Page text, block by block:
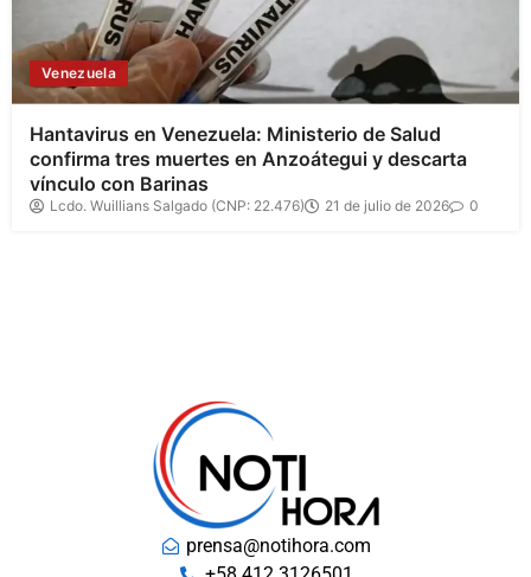
Venezuela
Hantavirus en Venezuela: Ministerio de Salud
confirma tres muertes en Anzoátegui y descarta
vínculo con Barinas
Lcdo. Wuillians Salgado (CNP: 22.476) 21 de julio de 2026 0
prensa@notihora.com